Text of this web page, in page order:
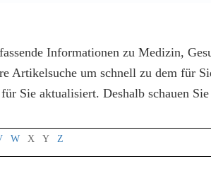
Informationen zu Medizin,
Artikelsuche um schnell zu dem für
Sie aktualisiert. Deshalb schauen
W X Y Z